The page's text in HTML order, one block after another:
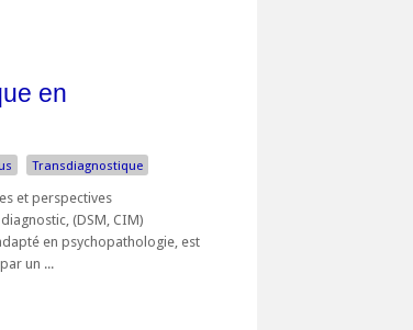
en
Transdiagnostique
et perspectives
(DSM, CIM)
en psychopathologie, est
un ...